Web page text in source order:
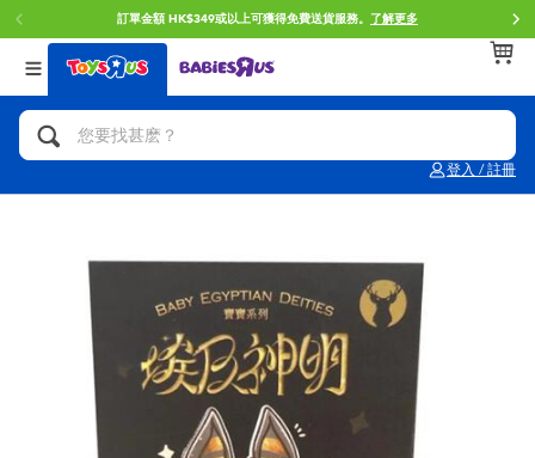
訂單金額 HK$349或以上可獲得免費送貨服務。 了解更多
登入 / 註冊
返回
分類目錄
人氣英雄,角色扮演,射擊玩具
拼砌組合及樂高LEGO
玩具車,貨車,火車及遙控系列
手工藝,文具,蠟筆,泥膠,畫板
返回
品牌
Brunch Brother 早午餐兄弟
Spider-Man蜘蛛俠
Mini Brands
Play-Doh培樂多
返回
年齢
0~2歳
5~7歳
8~11歳
12~14歳